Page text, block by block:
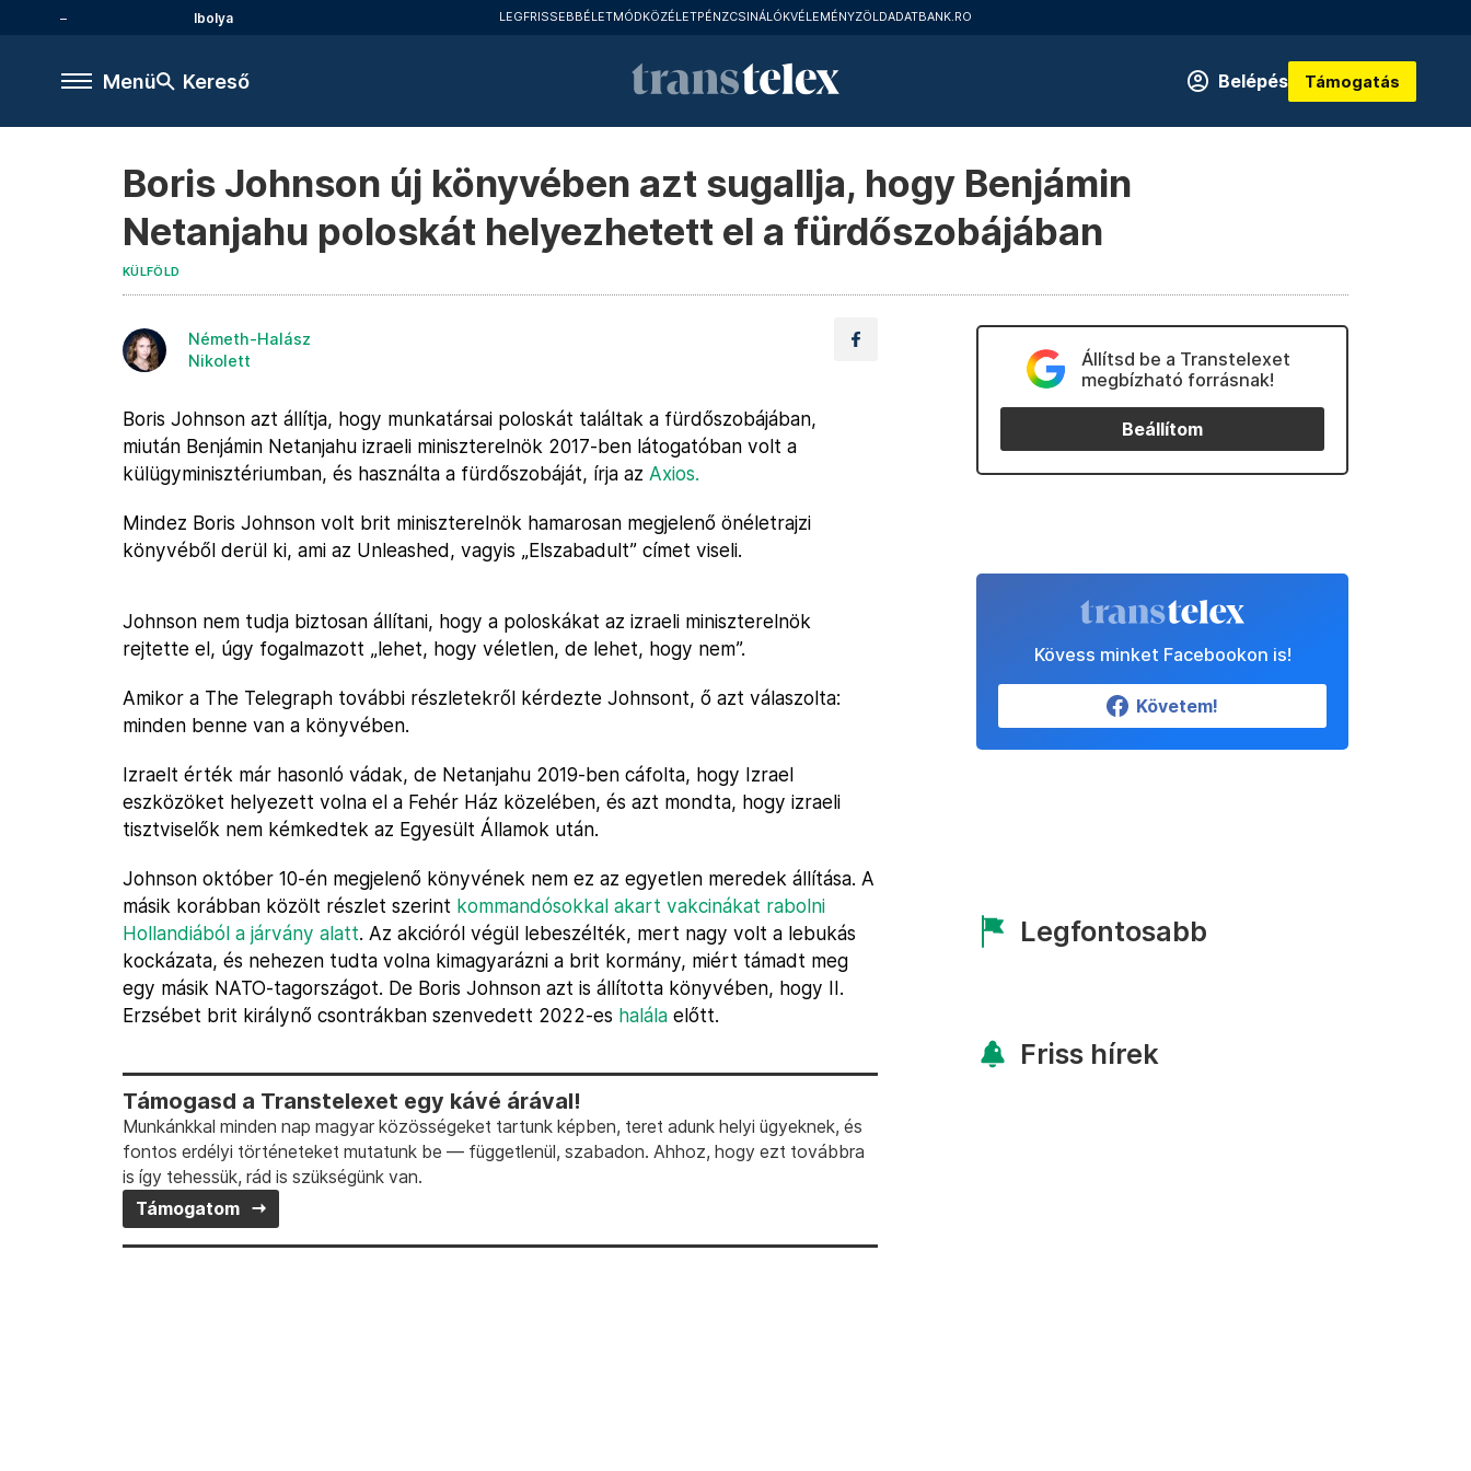
Ibolya LEGFRISSEBBÉLETMÓDKÖZÉLETPÉNZCSINÁLÓKVÉLEMÉNYZÖLDADATBANK.RO
Menü Kereső Belépés Támogatás
Boris Johnson új könyvében azt sugallja, hogy Benjámin
Netanjahu poloskát helyezhetett el a fürdőszobájában
KÜLFÖLD
Németh-Halász
Nikolett
Boris Johnson azt állítja, hogy munkatársai poloskát találtak a fürdőszobájában,
miután Benjámin Netanjahu izraeli miniszterelnök 2017-ben látogatóban volt a
külügyminisztériumban, és használta a fürdőszobáját, írja az Axios.
Mindez Boris Johnson volt brit miniszterelnök hamarosan megjelenő önéletrajzi
könyvéből derül ki, ami az Unleashed, vagyis „Elszabadult” címet viseli.
Johnson nem tudja biztosan állítani, hogy a poloskákat az izraeli miniszterelnök
rejtette el, úgy fogalmazott „lehet, hogy véletlen, de lehet, hogy nem”.
Amikor a The Telegraph további részletekről kérdezte Johnsont, ő azt válaszolta:
minden benne van a könyvében.
Izraelt érték már hasonló vádak, de Netanjahu 2019-ben cáfolta, hogy Izrael
eszközöket helyezett volna el a Fehér Ház közelében, és azt mondta, hogy izraeli
tisztviselők nem kémkedtek az Egyesült Államok után.
Johnson október 10-én megjelenő könyvének nem ez az egyetlen meredek állítása. A
másik korábban közölt részlet szerint kommandósokkal akart vakcinákat rabolni
Hollandiából a járvány alatt. Az akcióról végül lebeszélték, mert nagy volt a lebukás
kockázata, és nehezen tudta volna kimagyarázni a brit kormány, miért támadt meg
egy másik NATO-tagországot. De Boris Johnson azt is állította könyvében, hogy II.
Erzsébet brit királynő csontrákban szenvedett 2022-es halála előtt.
Támogasd a Transtelexet egy kávé árával!
Munkánkkal minden nap magyar közösségeket tartunk képben, teret adunk helyi ügyeknek, és
fontos erdélyi történeteket mutatunk be — függetlenül, szabadon. Ahhoz, hogy ezt továbbra
is így tehessük, rád is szükségünk van.
Támogatom
Állítsd be a Transtelexet
megbízható forrásnak!
Beállítom
Kövess minket Facebookon is!
Követem!
Legfontosabb
Friss hírek